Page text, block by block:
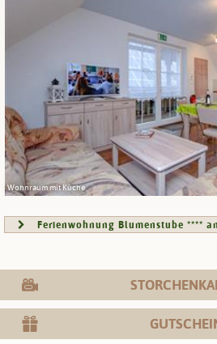
Wohnraum mit Küche
Ferienwohnung Blumenstube ****